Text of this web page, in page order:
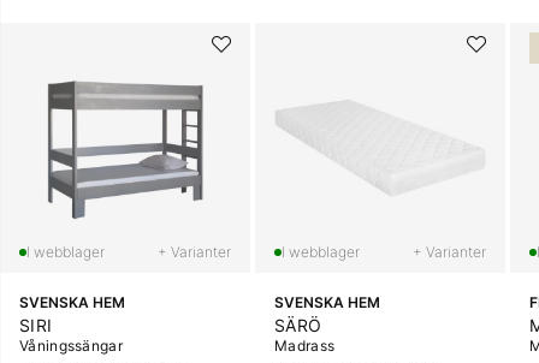
+ Varianter
SVENSKA HEM
SIRI
Våningssängar
+ Varianter
SVENSKA HEM
SÄRÖ
Madrass